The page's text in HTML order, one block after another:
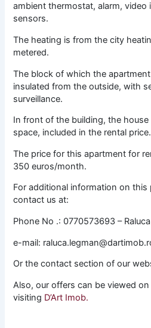
ambient thermostat, alarm, video
sensors.
The heating is from the city
metered.
The block of which the
insulated from the outside, with
surveillance.
In front of the building, the
space, included in the rental price.
The price for this apartment for
350 euros/month.
For additional information on this
contact us at:
Phone No .: 0770573693 –
e-mail:
Or the contact section of our
Also, our offers can be viewed
visiting D’Art Imob.